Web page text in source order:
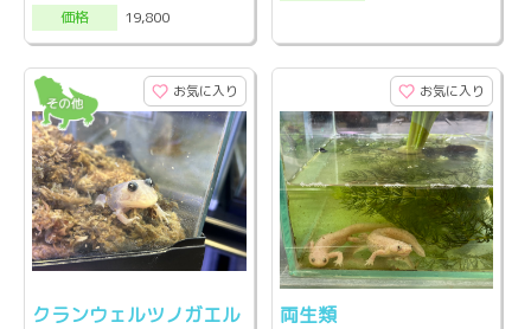
価格
19,800
お気に入り
クランウェルツノガエル
お気に入り
両生類